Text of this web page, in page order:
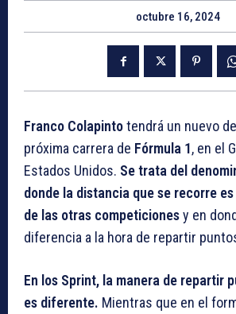
octubre 16, 2024
Franco Colapintotendrá un nuevo
próxima carrera de Fórmula 1, en el
Estados Unidos. Se trata del
donde la distancia que se recorre
de las otras competicionesy en
diferencia a la hora de repartir
En los Sprint, la manera de repartir
es diferente. Mientras que en el